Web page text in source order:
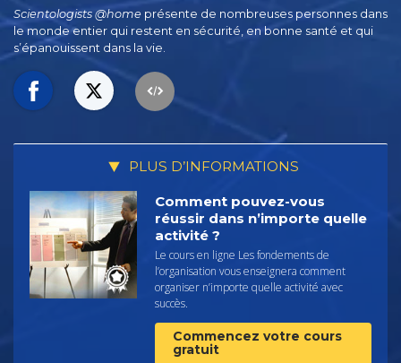
Scientologists @home présente de nombreuses personnes dans
le monde entier qui restent en sécurité, en bonne santé et qui
s’épanouissent dans la vie.
PLUS D’INFORMATIONS
Comment pouvez-vous
réussir dans n’importe quelle
activité ?
Le cours en ligne Les fondements de
l’organisation vous enseignera comment
organiser n’importe quelle activité avec
succès.
Commencez votre cours
gratuit